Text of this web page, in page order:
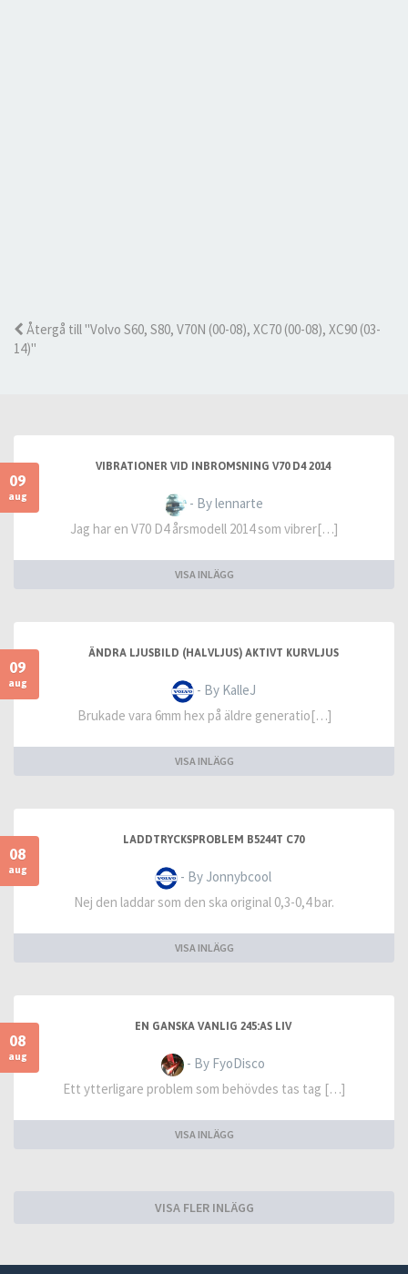
Återgå till "Volvo S60, S80, V70N (00-08), XC70 (00-08), XC90 (03-
14)"
09
aug
VIBRATIONER VID INBROMSNING V70 D4 2014
- By lennarte
Jag har en V70 D4 årsmodell 2014 som vibrer[…]
VISA INLÄGG
09
aug
ÄNDRA LJUSBILD (HALVLJUS) AKTIVT KURVLJUS
- By KalleJ
Brukade vara 6mm hex på äldre generatio[…]
VISA INLÄGG
08
aug
LADDTRYCKSPROBLEM B5244T C70
- By Jonnybcool
Nej den laddar som den ska original 0,3-0,4 bar.
VISA INLÄGG
08
aug
EN GANSKA VANLIG 245:AS LIV
- By FyoDisco
Ett ytterligare problem som behövdes tas tag […]
VISA INLÄGG
VISA FLER INLÄGG